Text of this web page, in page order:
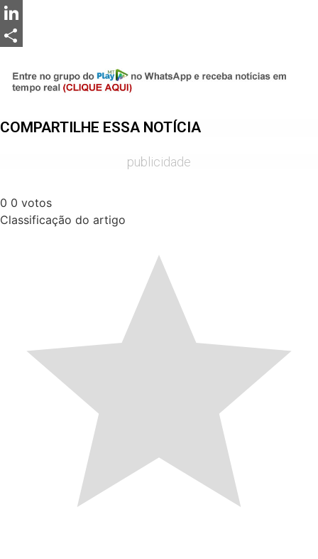
Messenger
LinkedIn
COMPARTILHE ESSA NOTÍCIA
publicidade
0 0 votos
Classificação do artigo